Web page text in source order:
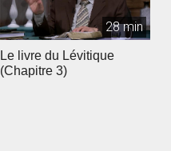
28 min
Le livre du Lévitique
(Chapitre 3)